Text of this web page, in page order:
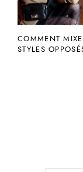
COMMENT
STYLES